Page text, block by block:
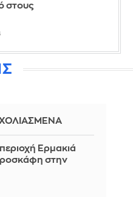
στους
Ερμακιά
στην